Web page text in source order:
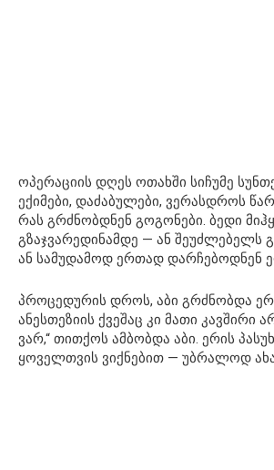
ოპერაციის დღეს ოთახში სიჩუმე
ექიმები, დაძაბულები, ვერასდროს
რას გრძნობდნენ გოგონები. ბედი
გზაჯვარედინამდე — ან შეუძლებელს
ან სამუდამოდ ერთად დარჩებოდნენ
პროცედურის დროს, აბი გრძნობდა
ანესთეზიის ქვეშაც კი მათი კავშირი
ვარ,“ თითქოს ამბობდა აბი. ერის
ყოველთვის ვიქნებით — უბრალოდ